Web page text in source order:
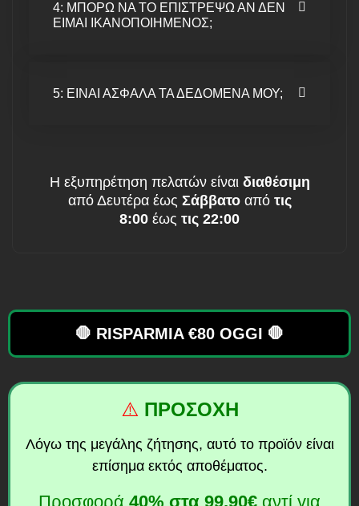
4: ΜΠΟΡΩ ΝΑ ΤΟ ΕΠΙΣΤΡΕΨΩ ΑΝ ΔΕΝ
ΕΙΜΑΙ ΙΚΑΝΟΠΟΙΗΜΕΝΟΣ;
5: ΕΙΝΑΙ ΑΣΦΑΛΑ ΤΑ ΔΕΔΟΜΕΝΑ ΜΟΥ;
Η εξυπηρέτηση πελατών είναι διαθέσιμη
από Δευτέρα έως Σάββατοαπό τις
8:00 έως τις 22:00
🛑 RISPARMIA €80 OGGI 🛑
⚠️ ΠΡΟΣΟΧΗ
Λόγω της μεγάλης ζήτησης, αυτό το προϊόν είναι
επίσημα εκτός αποθέματος.
Προσφορά 40% στα 99,90€ αντί για